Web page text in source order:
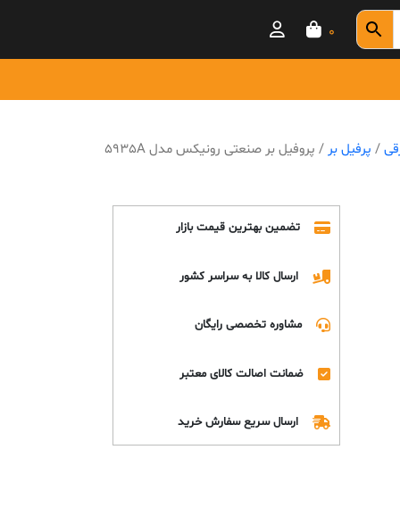
0
/ پرفیل بر / پروفیل بر صنعتی رونیکس مدل 5935A
تضمین بهترین قیمت بازار
ارسال کالا به سراسر کشور
مشاوره تخصصی رایگان
ضمانت اصالت کالای معتبر
ارسال سریع سفارش خرید